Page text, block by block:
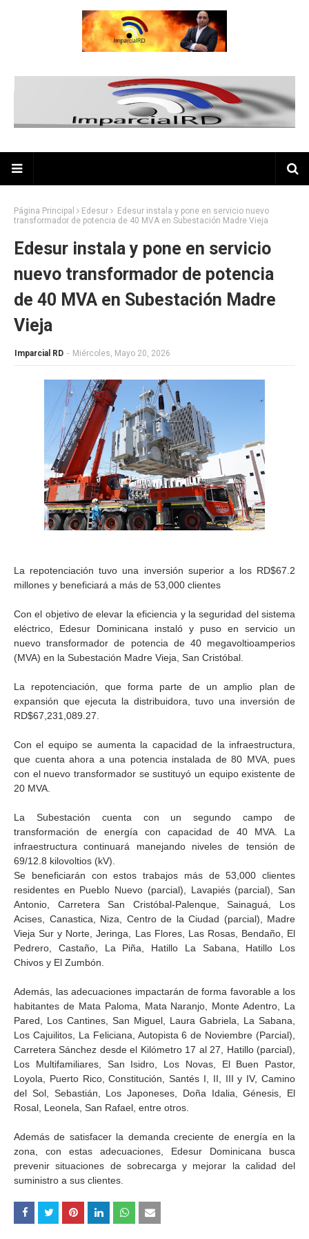
Página Principal Edesur
Edesur instala y pone en servicio nuevo
transformador de potencia de 40 MVA en Subestación Madre Vieja
Edesur instala y pone en servicio
nuevo transformador de potencia
de 40 MVA en Subestación Madre
Vieja
Imparcial RD - Miércoles, Mayo 20, 2026
La repotenciación tuvo una inversión superior a los RD$67.2
millones y beneficiará a más de 53,000 clientes
Con el objetivo de elevar la eficiencia y la seguridad del sistema
eléctrico, Edesur Dominicana instaló y puso en servicio un
nuevo transformador de potencia de 40 megavoltioamperios
(MVA) en la Subestación Madre Vieja, San Cristóbal.
La repotenciación, que forma parte de un amplio plan de
expansión que ejecuta la distribuidora, tuvo una inversión de
RD$67,231,089.27.
Con el equipo se aumenta la capacidad de la infraestructura,
que cuenta ahora a una potencia instalada de 80 MVA, pues
con el nuevo transformador se sustituyó un equipo existente de
20 MVA.
La Subestación cuenta con un segundo campo de
transformación de energía con capacidad de 40 MVA. La
infraestructura continuará manejando niveles de tensión de
69/12.8 kilovoltios (kV).
Se beneficiarán con estos trabajos más de 53,000 clientes
residentes en Pueblo Nuevo (parcial), Lavapiés (parcial), San
Antonio, Carretera San Cristóbal-Palenque, Sainaguá, Los
Acises, Canastica, Niza, Centro de la Ciudad (parcial), Madre
Vieja Sur y Norte, Jeringa, Las Flores, Las Rosas, Bendaño, El
Pedrero, Castaño, La Piña, Hatillo La Sabana, Hatillo Los
Chivos y El Zumbón.
Además, las adecuaciones impactarán de forma favorable a los
habitantes de Mata Paloma, Mata Naranjo, Monte Adentro, La
Pared, Los Cantines, San Miguel, Laura Gabriela, La Sabana,
Los Cajuilitos, La Feliciana, Autopista 6 de Noviembre (Parcial),
Carretera Sánchez desde el Kilómetro 17 al 27, Hatillo (parcial),
Los Multifamiliares, San Isidro, Los Novas, El Buen Pastor,
Loyola, Puerto Rico, Constitución, Santés I, II, III y IV, Camino
del Sol, Sebastián, Los Japoneses, Doña Idalia, Génesis, El
Rosal, Leonela, San Rafael, entre otros.
Además de satisfacer la demanda creciente de energía en la
zona, con estas adecuaciones, Edesur Dominicana busca
prevenir situaciones de sobrecarga y mejorar la calidad del
suministro a sus clientes.